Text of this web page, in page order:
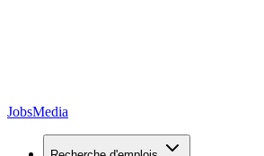
JobsMedia